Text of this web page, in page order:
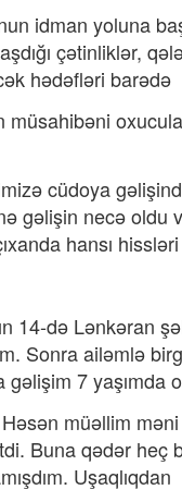
idman yoluna
çətinliklər,
hədəfləri barədə
müsahibəni
cüdoya
gəlişin necə oldu
hansı hissləri
14-də Lənkəran
Sonra ailəmlə
gəlişim 7 yaşımda
müəllim
Buna qədər heç
Uşaqlıqdan